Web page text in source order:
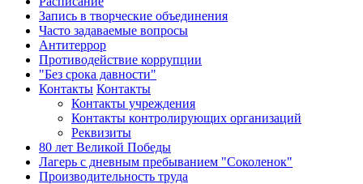
Запись в творческие объединения
Часто задаваемые вопросы
Антитеррор
Противодействие коррупции
"Без срока давности"
Контакты Контакты
Контакты учреждения
Контакты контролирующих организаций
Реквизиты
80 лет Великой Победы
Лагерь с дневным пребыванием "Соколенок"
Производительность труда